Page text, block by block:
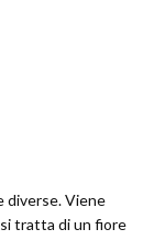
diverse. Viene
tratta di un fiore